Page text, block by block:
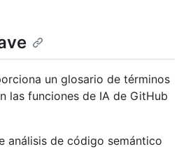
un glosario de términos
las funciones de IA de GitHub
análisis de código semántico